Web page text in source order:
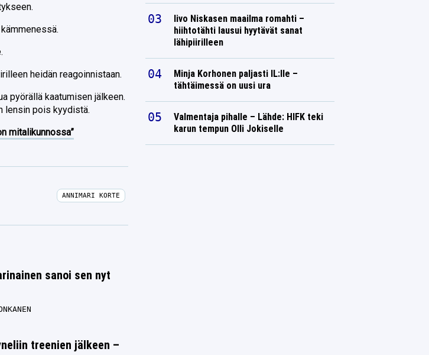
heidän reagoinnistaan.
pyörällä kaatumisen jälkeen.
lensin pois kyydistä.
mitalikunnossa”
ANNIMARI KORTE
sanoi sen nyt
treenien jälkeen –
Iivo Niskasen maailma romahti –
hiihtotähti lausui hyytävät sanat
lähipiirilleen
Minja Korhonen paljasti IL:lle –
tähtäimessä on uusi ura
Valmentaja pihalle – Lähde: HIFK teki
karun tempun Olli Jokiselle